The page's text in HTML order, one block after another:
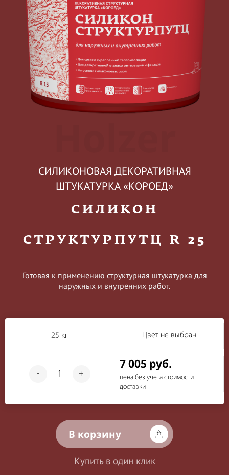
СИЛИКОНОВАЯ ДЕКОРАТИВНАЯ
ШТУКАТУРКА «КОРОЕД»
СИЛИКОН
СТРУКТУРПУТЦ R 25
Готовая к применению структурная штукатурка для
наружных и внутренних работ.
25 кг Цвет не выбран
- +
7 005 руб.
цена без учета стоимости
доставки
В корзину
Купить в один клик